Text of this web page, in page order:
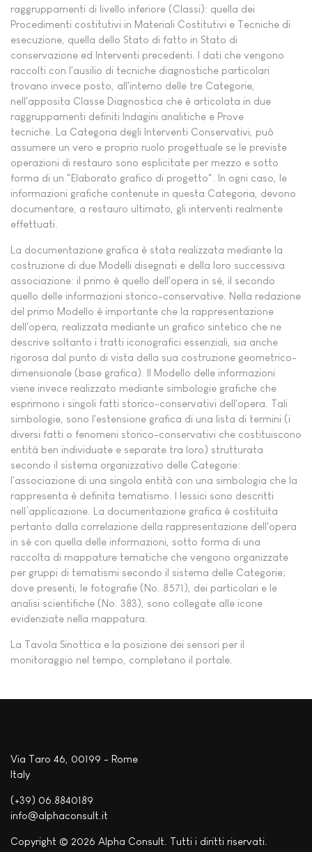
raggruppamenti di livello inferiore (Classi): quella dei
Procedimenti costitutivi in Materiali Costitutivi e Tecniche di
esecuzione, quella dello Stato di fatto in Stato di
conservazione ed Interventi precedenti. I dati che vengono
raccolti con l'ausilio di tecniche diagnostiche particolari
trovano invece posto, all'interno delle tre Categorie,
nell'apposita Classe Diagnostica che è articolata in due
raggruppamenti definiti Indagini analitiche e Prove
tecniche. La Categoria degli Interventi Conservativi, può
assumere un vero e proprio ruolo progettuale se le previste
operazioni di restauro sono esplicitate per mezzo e sotto
forma di un "Elaborato grafico di progetto". In ogni caso, le
informazioni grafiche contenute in questa Categoria, devono
documentare, a restauro ultimato, gli interventi realmente
effettuati.
La documentazione grafica è stata realizzata mediante la
costruzione di due Modelli disegnati e della loro successiva
associazione: il primo è quello dell'opera in sé, il secondo
quello delle informazioni storico-conservative. Nella redazione
del primo Modello è importante che la rappresentazione
dell'opera, realizzata mediante un grafico sintetico che ne
descrive soltanto i tratti iconografici essenziali, sia anche
rigorosa dal punto di vista della sua costruzione geometrico-
dimensionale (base grafica). Il Modello delle informazioni
viene invece realizzato mediante simbologie grafiche che
esprimono i singoli fatti storico-conservativi dell'opera. Tali
simbologie, sono l'estensione grafica di una lista di termini (i
diversi fatti o fenomeni storico-conservativi che costituiscono
entità ben individuate e separate tra loro) strutturata
secondo il sistema organizzativo delle Categorie:
l'associazione di una singola entità con una simbologia che la
rappresenta è definita tematismo. I lessici sono descritti
nell’applicazione. La documentazione grafica è costituita
pertanto dalla correlazione della rappresentazione dell'opera
in sé con quella delle informazioni, sotto forma di una
raccolta di mappature tematiche che vengono organizzate
per gruppi di tematismi secondo il sistema delle Categorie;
dove presenti, le fotografie (No. 8571), dei particolari e le
analisi scientifiche (No. 383), sono collegate alle icone
evidenziate nella mappatura.
La Tavola Sinottica e la posizione dei sensori per il
monitoraggio nel tempo, completano il portale.
Via Taro 46, 00199 - Rome
Italy
(+39) 06.8840189
info@alphaconsult.it
Copyright © 2026 Alpha Consult. Tutti i diritti riservati.